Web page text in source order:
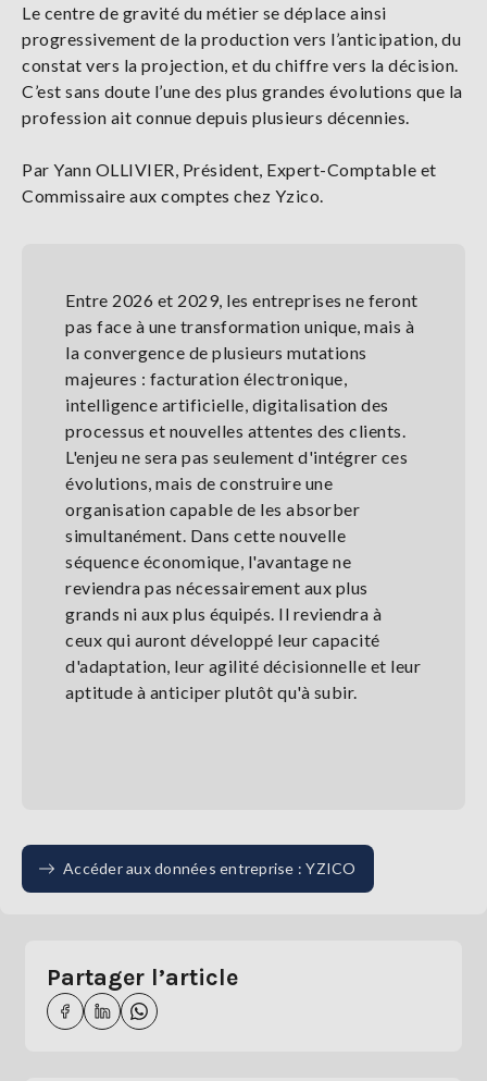
Le centre de gravité du métier se déplace ainsi
progressivement de la production vers l’anticipation, du
constat vers la projection, et du chiffre vers la décision.
C’est sans doute l’une des plus grandes évolutions que la
profession ait connue depuis plusieurs décennies.
Par Yann OLLIVIER, Président, Expert-Comptable et
Commissaire aux comptes chez Yzico.
Entre 2026 et 2029, les entreprises ne feront
pas face à une transformation unique, mais à
la convergence de plusieurs mutations
majeures : facturation électronique,
intelligence artificielle, digitalisation des
processus et nouvelles attentes des clients.
L'enjeu ne sera pas seulement d'intégrer ces
évolutions, mais de construire une
organisation capable de les absorber
simultanément. Dans cette nouvelle
séquence économique, l'avantage ne
reviendra pas nécessairement aux plus
grands ni aux plus équipés. Il reviendra à
ceux qui auront développé leur capacité
d'adaptation, leur agilité décisionnelle et leur
aptitude à anticiper plutôt qu'à subir.
Accéder aux données entreprise : YZICO
Partager l’article